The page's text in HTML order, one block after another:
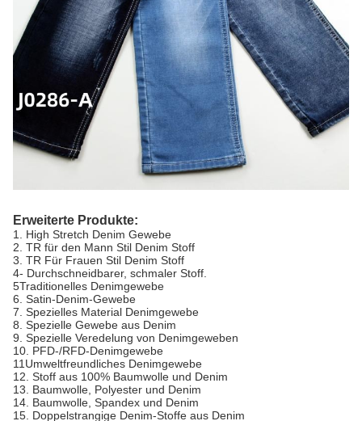
Erweiterte Produkte:
1. High Stretch Denim Gewebe
2. TR für den Mann Stil Denim Stoff
3. TR Für Frauen Stil Denim Stoff
4- Durchschneidbarer, schmaler Stoff.
5Traditionelles Denimgewebe
6. Satin-Denim-Gewebe
7. Spezielles Material Denimgewebe
8. Spezielle Gewebe aus Denim
9. Spezielle Veredelung von Denimgeweben
10. PFD-/RFD-Denimgewebe
11Umweltfreundliches Denimgewebe
12. Stoff aus 100% Baumwolle und Denim
13. Baumwolle, Polyester und Denim
14. Baumwolle, Spandex und Denim
15. Doppelstrangige Denim-Stoffe aus Denim